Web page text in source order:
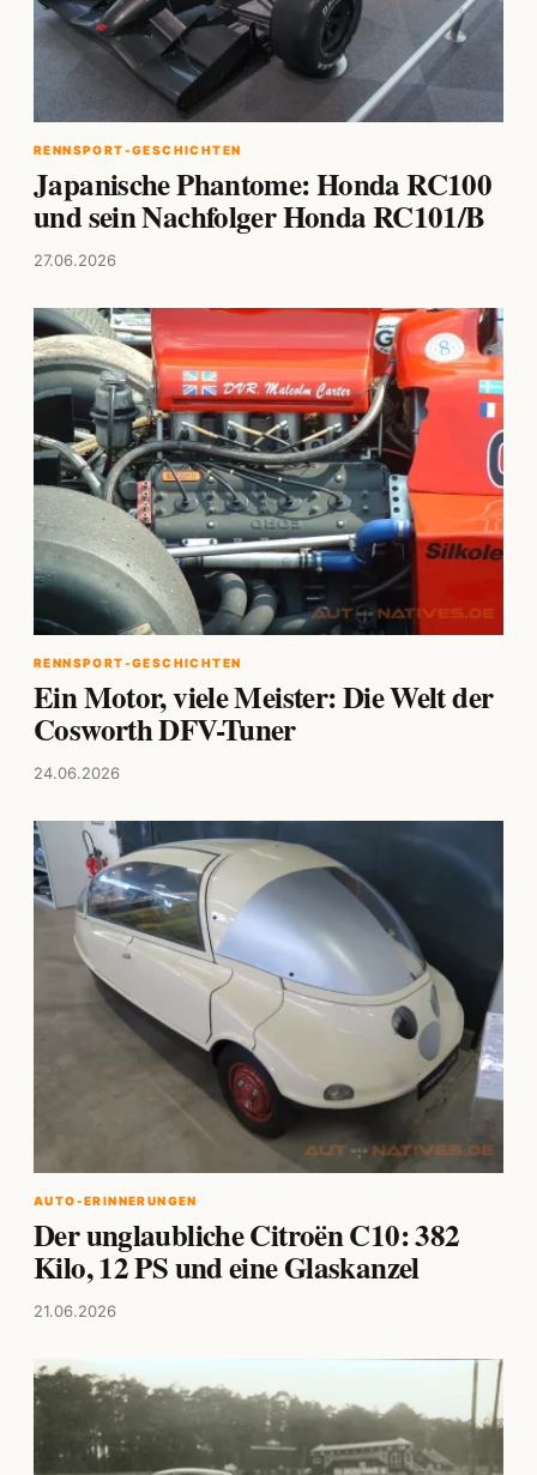
RENNSPORT-GESCHICHTEN
Japanische Phantome: Honda RC100
und sein Nachfolger Honda RC101/B
27.06.2026
RENNSPORT-GESCHICHTEN
Ein Motor, viele Meister: Die Welt der
Cosworth DFV-Tuner
24.06.2026
AUTO-ERINNERUNGEN
Der unglaubliche Citroën C10: 382
Kilo, 12 PS und eine Glaskanzel
21.06.2026